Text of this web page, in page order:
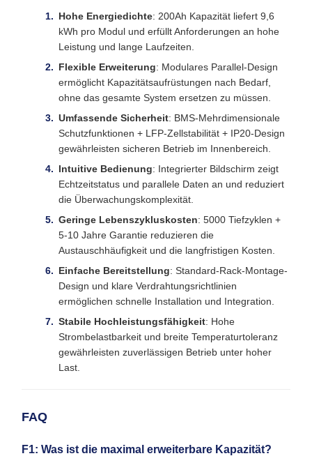
Hohe Energiedichte: 200Ah Kapazität liefert 9,6
kWh pro Modul und erfüllt Anforderungen an hohe
Leistung und lange Laufzeiten.
Flexible Erweiterung: Modulares Parallel-Design
ermöglicht Kapazitätsaufrüstungen nach Bedarf,
ohne das gesamte System ersetzen zu müssen.
Umfassende Sicherheit: BMS-Mehrdimensionale
Schutzfunktionen + LFP-Zellstabilität + IP20-Design
gewährleisten sicheren Betrieb im Innenbereich.
Intuitive Bedienung: Integrierter Bildschirm zeigt
Echtzeitstatus und parallele Daten an und reduziert
die Überwachungskomplexität.
Geringe Lebenszykluskosten: 5000 Tiefzyklen +
5-10 Jahre Garantie reduzieren die
Austauschhäufigkeit und die langfristigen Kosten.
Einfache Bereitstellung: Standard-Rack-Montage-
Design und klare Verdrahtungsrichtlinien
ermöglichen schnelle Installation und Integration.
Stabile Hochleistungsfähigkeit: Hohe
Strombelastbarkeit und breite Temperaturtoleranz
gewährleisten zuverlässigen Betrieb unter hoher
Last.
FAQ
F1: Was ist die maximal erweiterbare Kapazität?